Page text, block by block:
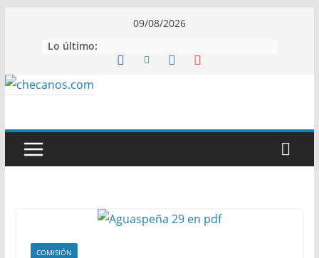
09/08/2026
Lo último:
COMISIÓN